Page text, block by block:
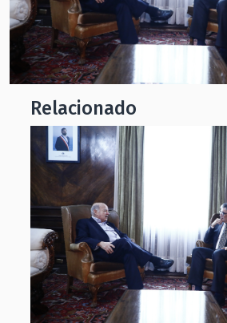
Relacionado